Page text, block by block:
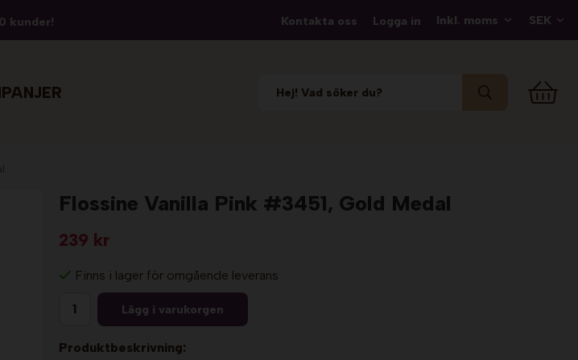
kunder! Kontakta oss Logga in
Flossine Vanilla Pink #3451, Gold Medal
239 kr
Finns i lager för omgående leverans
Lägg i varukorgen
Produktbeskrivning: